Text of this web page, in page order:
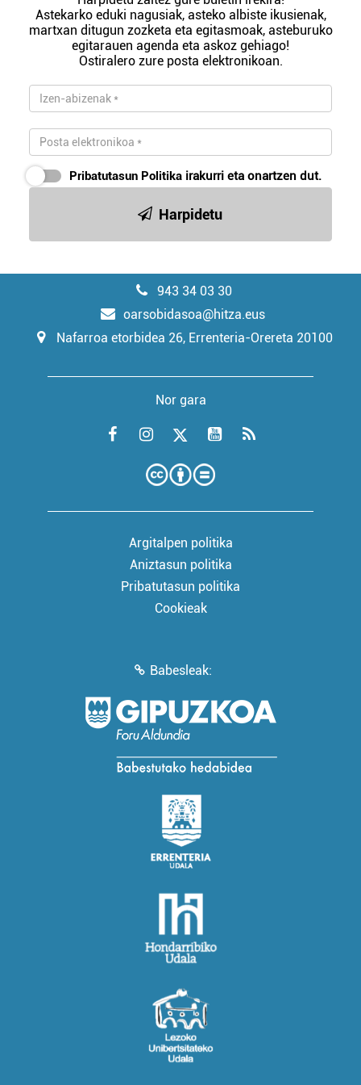
Astekarko eduki nagusiak, asteko albiste ikusienak,
martxan ditugun zozketa eta egitasmoak, asteburuko
egitarauen agenda eta askoz gehiago!
Ostiralero zure posta elektronikoan.
Pribatutasun Politika irakurri eta onartzen dut.
Harpidetu
943 34 03 30
oarsobidasoa@hitza.eus
Nafarroa etorbidea 26, Errenteria-Orereta 20100
Nor gara
Argitalpen politika
Aniztasun politika
Pribatutasun politika
Cookieak
Babesleak: